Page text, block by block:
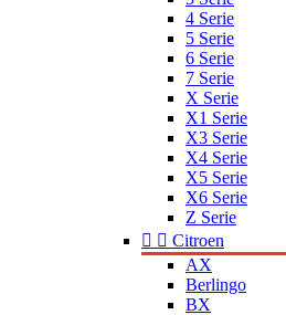
4 Serie
5 Serie
6 Serie
7 Serie
X Serie
X1 Serie
X3 Serie
X4 Serie
X5 Serie
X6 Serie
Z Serie
  Citroen
AX
Berlingo
BX